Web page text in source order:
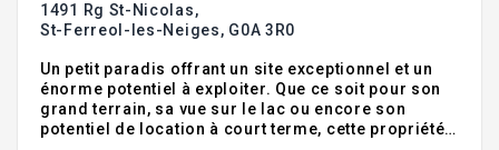
1491 Rg St-Nicolas,
St-Ferreol-les-Neiges, G0A 3R0
Un petit paradis offrant un site exceptionnel et un
énorme potentiel à exploiter. Que ce soit pour son
grand terrain, sa vue sur le lac ou encore son
potentiel de location à court terme, cette propriété